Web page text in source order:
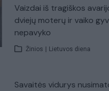
Vaizdai iš tragiškos
dviejų moterų ir vaiko
nepavyko
Žinios Lietuvos diena
Savaitės vidurys